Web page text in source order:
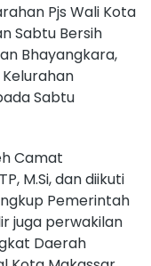
Pjs Wali Kota
Sabtu Bersih
Bhayangkara,
Sabtu
Camat
M.Si, dan diikuti
Pemerintah
juga perwakilan
Daerah